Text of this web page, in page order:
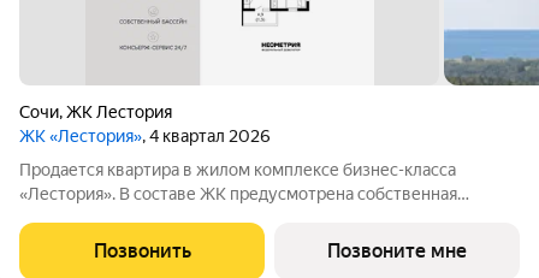
Сочи,ЖК Лестория
ЖК «Лестория», 4 квартал 2026
Продается квартира в жилом комплексе бизнес-класса
«Лестория». В составе ЖК предусмотрена собственная
подогреваемыми бассейнами, что соответствуют стандартам
бизнес-класса. Аквазона объединяет взрослый и
Позвонить Позвоните мне